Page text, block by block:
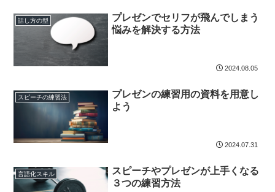
話し方の型
プレゼンでセリフが飛んでしまう
悩みを解決する方法
2024.08.05
スピーチの練習法
プレゼンの練習用の資料を用意し
よう
2024.07.31
言語化スキル
スピーチやプレゼンが上手くなる
３つの練習方法